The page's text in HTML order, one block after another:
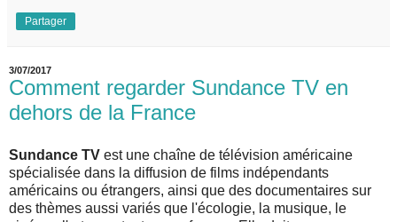
Partager
3/07/2017
Comment regarder Sundance TV en
dehors de la France
Sundance TV est une chaîne de télévision américaine
spécialisée dans la diffusion de films indépendants
américains ou étrangers, ainsi que des documentaires sur
des thèmes aussi variés que l'écologie, la musique, le